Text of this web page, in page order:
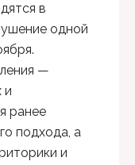
в
одной
—
и
ранее
подхода, а
и